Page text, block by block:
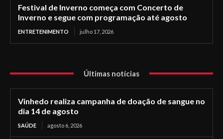
Festival de Inverno começa com Concerto de
Inverno e segue com programação até agosto
ENTRETENIMENTO julho 17, 2026
Últimas notícias
Vinhedo realiza campanha de doação de sangue no
dia 14 de agosto
SAÚDE agosto 6, 2026